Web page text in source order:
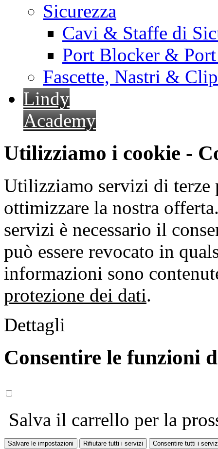
Sicurezza
Cavi & Staffe di
Port Blocker &
Fascette, Nastri &
Lindy
Academy
Utilizziamo i cookie -
Utilizziamo servizi di terze
ottimizzare la nostra
servizi è necessario il
può essere revocato in
informazioni sono
protezione dei dati.
Dettagli
Consentire le funzioni
Salva il carrello per la
Salvare le impostazioni Rifiutare tutti i servizi Consentire tutti i